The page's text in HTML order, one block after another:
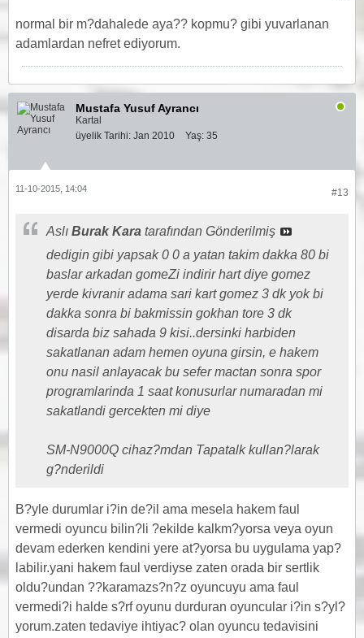
normal bir m?dahalede aya?? kopmu? gibi yuvarlanan
adamlardan nefret ediyorum.
Mustafa Yusuf Ayrancı
Kartal
üyelik Tarihi: Jan 2010 Yaş: 35
#13
11-10-2015, 14:04
Aslı Burak Kara tarafından Gönderilmiş
dedigin gibi yapsak 0 0 a yatan takim dakka 80 bi
baslar arkadan gomeZi indirir hart diye gomez
yerde kivranir adama sari kart gomez 3 dk yok bi
dakka sonra bi bakmissin gokhan tore 3 dk
disarda biz sahada 9 kisi..dersinki harbiden
sakatlanan adam hemen oyuna girsin, e hakem
onu nasil anlayacak bu sefer mactan sonra spor
programlarinda 1 saat konusurlar numaradan mi
sakatlandi gercekten mi diye
SM-N9000Q cihaz?mdan Tapatalk kullan?larak
g?nderildi
B?yle durumlar i?in de?il ama mesela hakem faul
vermedi oyuncu bilin?li ?ekilde kalkm?yorsa veya oyun
devam ederken kendini yere at?yorsa bu uygulama yap?
labilir.yani hakem faul verdiyse zaten orada bir sertlik
oldu?undan ??karamazs?n?z oyuncuyu ama faul
vermedi?i halde s?rf oyunu durduran oyuncular i?in s?yl?
yorum.zaten tedaviye ihtiyac? olan oyuncu tedavisini